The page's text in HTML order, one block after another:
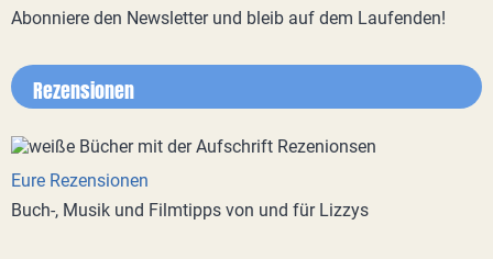
Abonniere den Newsletter und bleib auf dem Laufenden!
Rezensionen
Eure Rezensionen
Buch-, Musik und Filmtipps von und für Lizzys